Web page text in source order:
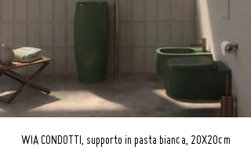
WIA CONDOTTI, supporto in pasta bianca, 20X20cm